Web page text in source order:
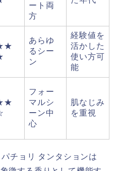
ート両
方
あらゆ
るシー
ン
経験値を
活かした
使い方可
能
フォー
マルシ
ーン中
心
肌なじみ
を重視
チョリ タンタションは